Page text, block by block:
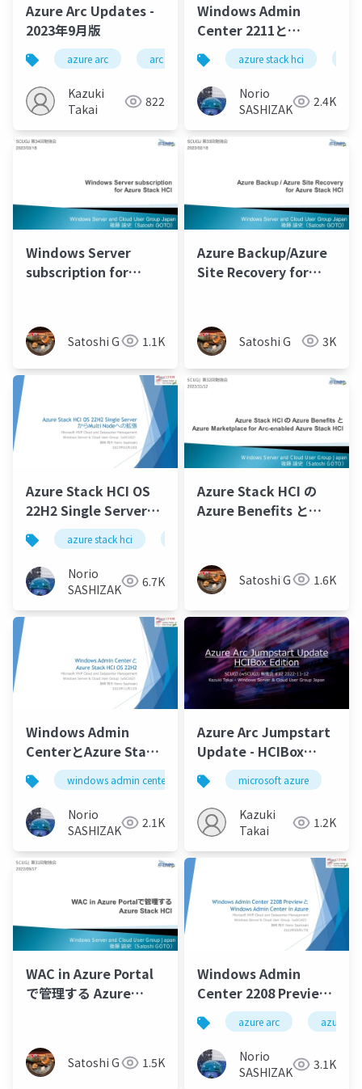
Azure Arc Updates -
2023年9月版
azure arc arc enabled infrastructures extended
Kazuki
Takai
822
Windows Admin
Center 2211と
Windows Admin
Center in Azure：
2023年3月/Windows
Admin Center 2211
and Windows Admin
Center in Azure:
azure stack hci
Norio
SASHIZAKI
2.4K
Windows Server
subscription for
Satoshi G 1.1K
Azure Backup/Azure
Site Recovery for
Satoshi G 3K
Azure Stack HCI OS
22H2 Single Serverか
らMulti Nodeへの拡
張/Azure Stack HCI
OS 22H2 Single
Server to Multi Node
Extension
azure stack hci
Norio
SASHIZAKI
6.7K
Azure Stack HCI の
Azure Benefits と
Azure Stack HCI
Satoshi G 1.6K
Windows Admin
CenterとAzure Stack
HCI OS 22H2 /
Windows Admin
Center and Azure
Stack HCI OS 22H2
windows admin center azure stack hci
Norio
SASHIZAKI
2.1K
Azure Arc Jumpstart
Update - HCIBox
Editionmicrosoft azure
Kazuki
Takai
1.2K
WAC in Azure Portal
で管理する Azure
Satoshi G 1.5K
Windows Admin
Center 2208 Preview
とWindows Admin
Center in Azure
azure arc azure
Norio
SASHIZAKI
3.1K